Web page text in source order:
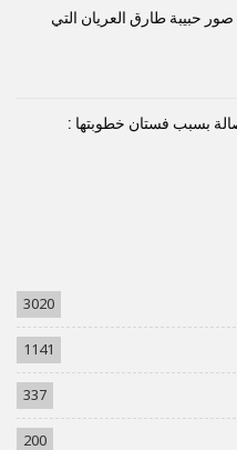
حبيبة طارق العريان التي
بسبب فستان خطوبتها :
3020
1141
337
200